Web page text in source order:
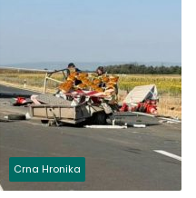
Crna Hronika